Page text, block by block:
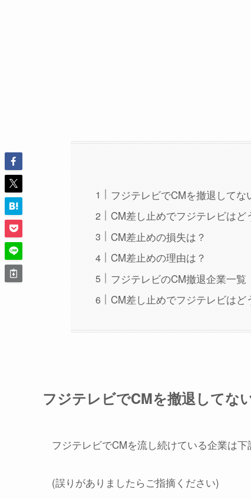
フジテレビでCMを撤退してな
CM差し止めでフジテレビはど
CM差止めの損失は？
CM差止めの理由は？
フジテレビのCM撤退企業一覧
CM差し止めでフジテレビはど
フジテレビでCMを撤退してな
フジテレビでCMを流し続けている企業は下
(誤りがありましたらご指摘ください)